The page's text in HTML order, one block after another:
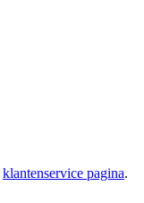
klantenservice pagina.